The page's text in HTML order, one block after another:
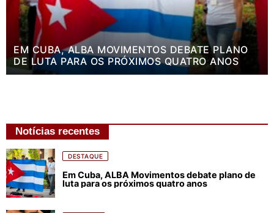
EM CUBA, ALBA MOVIMENTOS DEBATE PLANO
DE LUTA PARA OS PRÓXIMOS QUATRO ANOS
Notícias recentes
DESTAQUE
Em Cuba, ALBA Movimentos debate plano de
luta para os próximos quatro anos